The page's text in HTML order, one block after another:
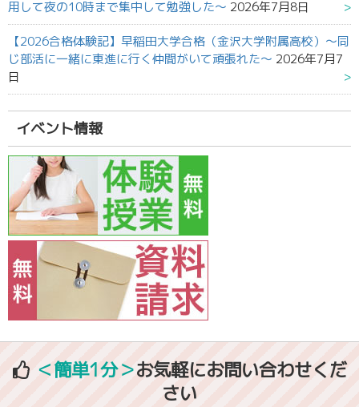
用して夜の10時まで集中して勉強した～ 2026年7月8日
【2026合格体験記】早稲田大学合格（金沢大学附属高校）～同
じ部活に一緒に東進に行く仲間がいて頑張れた～ 2026年7月7
日
イベント情報
＜簡単1分＞お気軽にお問い合わせくだ
さい